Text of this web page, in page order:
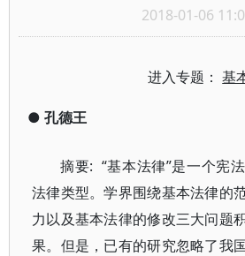
2018-01-06
进入专题：基
● 孔德王
摘要: “基本法律”是一个宪
法律类型。学界围绕基本法律的
力以及基本法律的修改三大问题
果。但是，已有的研究忽略了我